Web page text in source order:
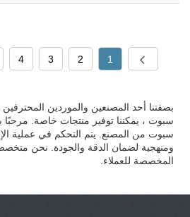
1
2
3
4
بصفتنا أحد المصنعين والموردين
سبوت ، يمكننا توفير منتجات خاصة.
سبوت من المصنع. يتم التحكم في عملية
ومنهجية لضمان الدقة والجودة. نحن
المخصصة للعملاء.